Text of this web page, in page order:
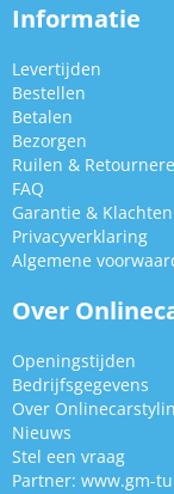
Informatie
Levertijden
Bestellen
Betalen
Bezorgen
Ruilen &
FAQ
Garantie & Klachten
Privacyverklaring
Algemene
Over
Openingstijden
Bedrijfsgegevens
Over
Nieuws
Stel een vraag
Partner: www.gm-